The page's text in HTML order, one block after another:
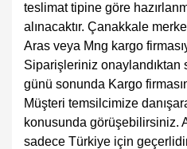
teslimat tipine göre
alınacaktır. Çanakkale
Aras veya Mng kargo
Siparişleriniz onaylandıktan
günü sonunda Kargo
Müşteri temsilcimize
konusunda görüşebilirsiniz.
sadece Türkiye için